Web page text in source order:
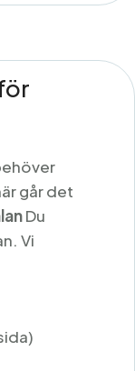
går det
Du
Vi